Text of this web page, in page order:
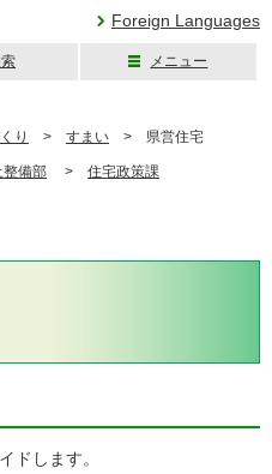
Foreign Languages
メニュー
り > すまい > 県営住宅
整備部 > 住宅政策課
ドします。